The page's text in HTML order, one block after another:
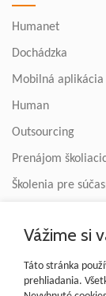
Humanet
Dochádzka
Mobilná aplikácia
Human
Outsourcing
Prenájom
Školenia pre
Profil spoločnosti
Kariéra
Vážime si
Táto stránka
prehliadania.